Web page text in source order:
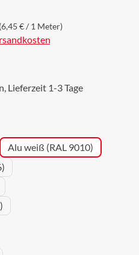
(6,45 € / 1 Meter)
Lieferzeit 1-3 Tage
Alu weiß (RAL 9010)